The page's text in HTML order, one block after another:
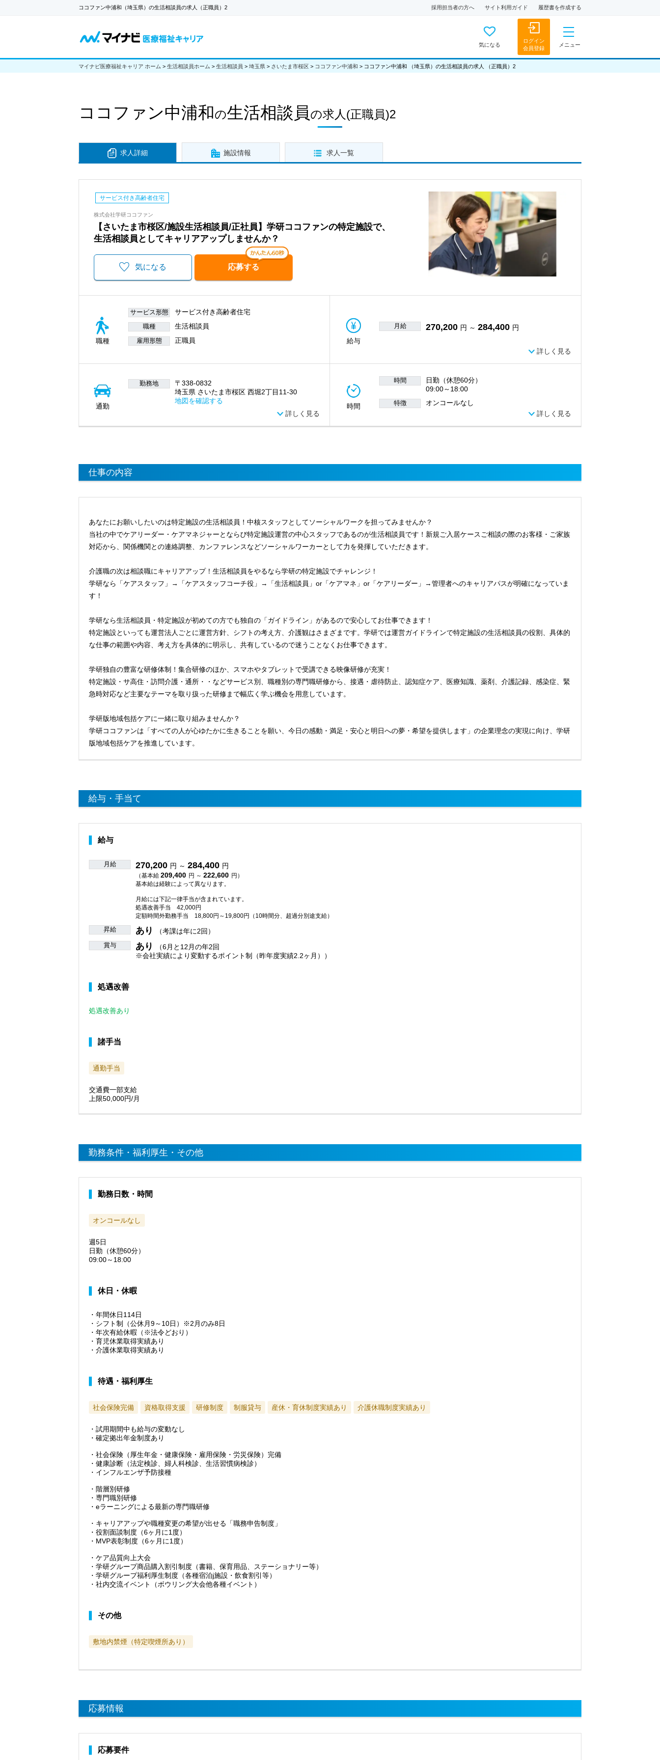
ココファン中浦和（埼玉県）の生活相談員の求人（正職員）2 採用担当者の方へ サイト利用ガイド 履歴書を作成する
気になる
ログイン
会員登録
メニュー
マイナビ医療福祉キャリア ホーム > 生活相談員ホーム > 生活相談員 > 埼玉県 > さいたま市桜区 > ココファン中浦和 > ココファン中浦和 （埼玉県）の生活相談員の求人 （正職員）2
ココファン中浦和の生活相談員 の求人 (正職員)2
求人詳細 施設情報 求人一覧
サービス付き高齢者住宅
株式会社学研ココファン
【さいたま市桜区/施設生活相談員/正社員】学研ココファンの特定施設で、
生活相談員としてキャリアアップしませんか？
気になる 応募する
職種
サービス形態 サービス付き高齢者住宅
職種 生活相談員
雇用形態 正職員 給与
月給 270,200 円 ～ 284,400 円
詳しく見る
通勤
勤務地
〒338-0832
埼玉県 さいたま市桜区 西堀2丁目11-30
地図を確認する
詳しく見る
時間
時間
日勤（休憩60分）
09:00～18:00
特徴 オンコールなし
詳しく見る
仕事の内容
あなたにお願いしたいのは特定施設の生活相談員！中核スタッフとしてソーシャルワークを担ってみませんか？
当社の中でケアリーダー・ケアマネジャーとならび特定施設運営の中心スタッフであるのが生活相談員です！新規ご入居ケースご相談の際のお客様・ご家族
対応から、関係機関との連絡調整、カンファレンスなどソーシャルワーカーとして力を発揮していただきます。
介護職の次は相談職にキャリアアップ！生活相談員をやるなら学研の特定施設でチャレンジ！
学研なら「ケアスタッフ」→「ケアスタッフコーチ役」→「生活相談員」or「ケアマネ」or「ケアリーダー」→管理者へのキャリアパスが明確になっていま
す！
学研なら生活相談員・特定施設が初めての方でも独自の「ガイドライン」があるので安心してお仕事できます！
特定施設といっても運営法人ごとに運営方針、シフトの考え方、介護観はさまざまです。学研では運営ガイドラインで特定施設の生活相談員の役割、具体的
な仕事の範囲や内容、考え方を具体的に明示し、共有しているので迷うことなくお仕事できます。
学研独自の豊富な研修体制！集合研修のほか、スマホやタブレットで受講できる映像研修が充実！
特定施設・サ高住・訪問介護・通所・・などサービス別、職種別の専門職研修から、接遇・虐待防止、認知症ケア、医療知識、薬剤、介護記録、感染症、緊
急時対応など主要なテーマを取り扱った研修まで幅広く学ぶ機会を用意しています。
学研版地域包括ケアに一緒に取り組みませんか？
学研ココファンは「すべての人が心ゆたかに生きることを願い、今日の感動・満足・安心と明日への夢・希望を提供します」の企業理念の実現に向け、学研
版地域包括ケアを推進しています。
給与・手当て
給与
月給 270,200 円 ～ 284,400 円
（基本給 209,400 円 ～ 222,600 円）
基本給は経験によって異なります。
月給には下記一律手当が含まれています。
処遇改善手当 42,000円
定額時間外勤務手当 18,800円～19,800円（10時間分、超過分別途支給）
昇給 あり （考課は年に2回）
賞与 あり
（6月と12月の年2回
※会社実績により変動するポイント制（昨年度実績2.2ヶ月））
処遇改善
処遇改善あり
諸手当
通勤手当
交通費一部支給
上限50,000円/月
勤務条件・福利厚生・その他
勤務日数・時間
オンコールなし
週5日
日勤（休憩60分）
09:00～18:00
休日・休暇
・年間休日114日
・シフト制（公休月9～10日）※2月のみ8日
・年次有給休暇（※法令どおり）
・育児休業取得実績あり
・介護休業取得実績あり
待遇・福利厚生
社会保険完備 資格取得支援 研修制度 制服貸与 産休・育休制度実績あり 介護休職制度実績あり
・試用期間中も給与の変動なし
・確定拠出年金制度あり
・社会保険（厚生年金・健康保険・雇用保険・労災保険）完備
・健康診断（法定検診、婦人科検診、生活習慣病検診）
・インフルエンザ予防接種
・階層別研修
・専門職別研修
・eラーニングによる最新の専門職研修
・キャリアアップや職種変更の希望が出せる「職務申告制度」
・役割面談制度（6ヶ月に1度）
・MVP表彰制度（6ヶ月に1度）
・ケア品質向上大会
・学研グループ商品購入割引制度（書籍、保育用品、ステーショナリー等）
・学研グループ福利厚生制度（各種宿泊j施設・飲食割引等）
・社内交流イベント（ボウリング大会他各種イベント）
その他
敷地内禁煙（特定喫煙所あり）
応募情報
応募要件